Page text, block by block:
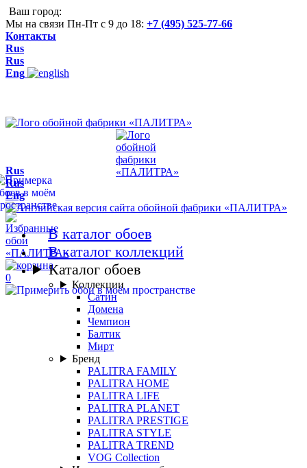
Ваш город:
Мы на связи Пн-Пт с 9 до 18: +7 (495) 525-77-66
Контакты
Rus
Rus
Eng
0
Rus
Rus
Eng
В каталог обоев
В каталог коллекций
Каталог обоев
Коллекции
Сатин
Домена
Чемпион
Балтик
Мирт
Бренд
PALITRA FAMILY
PALITRA HOME
PALITRA LIFE
PALITRA PLANET
PALITRA PRESTIGE
PALITRA STYLE
PALITRA TREND
VOG Collection